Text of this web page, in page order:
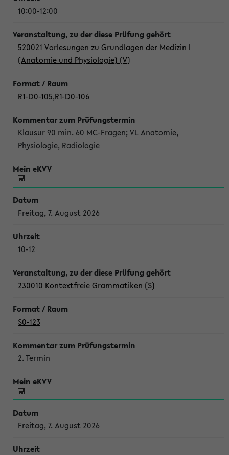
10:00-12:00
520021 Vorlesungen zu Grundlagen der Medizin I
(Anatomie und Physiologie) (V)
R1-D0-105,R1-D0-106
Klausur 90 min. 60 MC-Fragen; VL Anatomie,
Physiologie, Radiologie
Freitag, 7. August 2026
10-12
230010 Kontextfreie Grammatiken (S)
S0-123
2. Termin
Freitag, 7. August 2026